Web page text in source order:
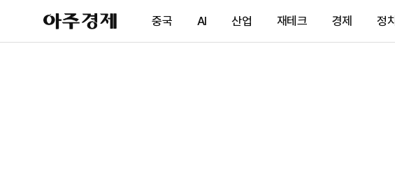
아
주
제
중국 AI 산업 재테크 경제 정치